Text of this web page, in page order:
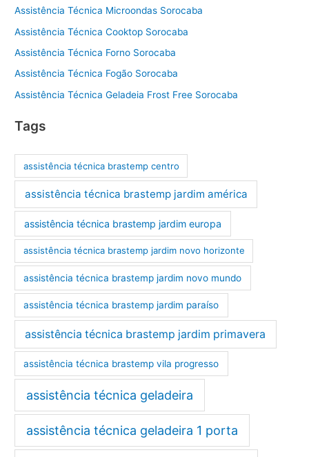
Assistência Técnica Microondas Sorocaba
Assistência Técnica Cooktop Sorocaba
Assistência Técnica Forno Sorocaba
Assistência Técnica Fogão Sorocaba
Assistência Técnica Geladeia Frost Free Sorocaba
Tags
assistência técnica brastemp centro
assistência técnica brastemp jardim américa
assistência técnica brastemp jardim europa
assistência técnica brastemp jardim novo horizonte
assistência técnica brastemp jardim novo mundo
assistência técnica brastemp jardim paraíso
assistência técnica brastemp jardim primavera
assistência técnica brastemp vila progresso
assistência técnica geladeira
assistência técnica geladeira 1 porta